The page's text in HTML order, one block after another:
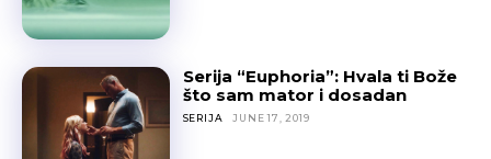
Serija “Euphoria”: Hvala ti Bože
što sam mator i dosadan
SERIJA JUNE 17, 2019